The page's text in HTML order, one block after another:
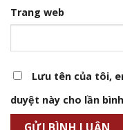
Trang web
Lưu tên của tôi,
duyệt này cho lần